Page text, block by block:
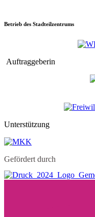
Betrieb des Stadteilzentrums
Auftraggeberin
Unterstützung
Gefördert durch